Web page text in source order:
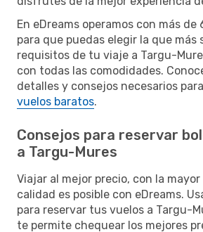
En eDreams operamos con más de
para que puedas elegir la que más
requisitos de tu viaje a Targu-
con todas las comodidades.
detalles y consejos necesarios
vuelos baratos.
Consejos para reservar
a Targu-Mures
Viajar al mejor precio, con la
calidad es posible con eDreams.
para reservar tus vuelos a Targu-
te permite chequear los mejores